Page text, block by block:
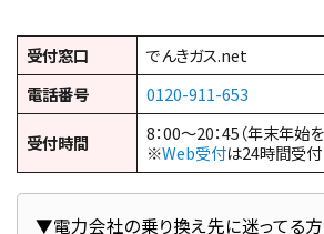
受付窓口
でんきガス.net
電話番号
0120-911-653
受付時間
8：00～20：45（年末年始を
※Web受付は24時間受付